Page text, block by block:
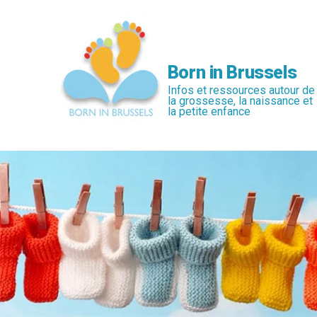
Born in Brussels
Infos et ressources autour de
la grossesse, la naissance et
la petite enfance